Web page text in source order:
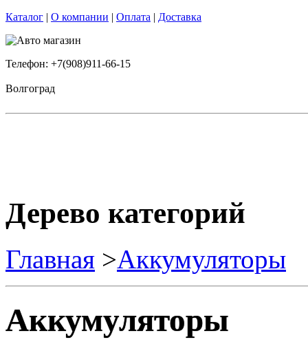
Каталог | О компании | Оплата | Доставка
Телефон: +7(908)911-66-15
Волгоград
Дерево категорий
Главная >Аккумуляторы
Аккумуляторы